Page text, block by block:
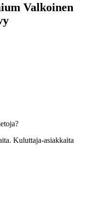
Valkoinen
Kuluttaja-asiakkaita